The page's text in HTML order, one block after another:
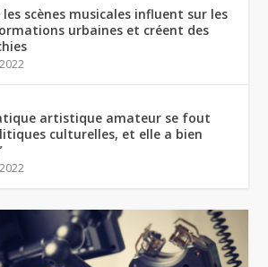
les scènes musicales influent sur les
urbaines et créent des
artistique amateur se fout
culturelles, et elle a bien